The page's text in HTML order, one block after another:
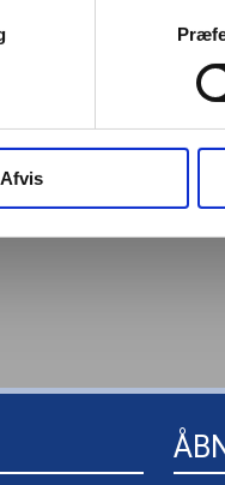
Afvis
du en